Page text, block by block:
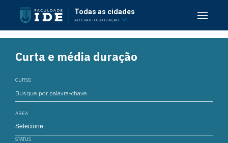
Todas as cidades
ALTERAR LOCALIZAÇÃO
Curta e média duração
CURSO
ÁREA
STATUS